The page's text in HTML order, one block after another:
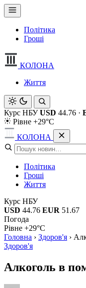
Політика
Гроші
КОЛОНА
Життя
Курс НБУ USD 44.76 ·
Рівне +29°C
КОЛОНА
Політика
Гроші
Життя
Курс НБУ
USD 44.76 EUR 51.67
Погода
Рівне +29°C
Головна › Здоров'я ›
Здоров'я
Алкоголь в